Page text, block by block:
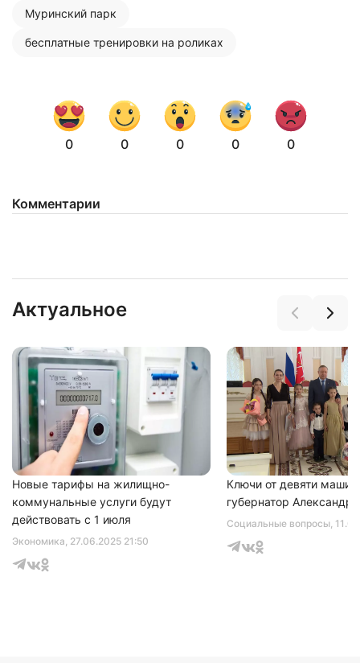
Муринский парк
бесплатные тренировки на роликах
0 0 0 0 0
Комментарии
Актуальное
Экономика, 27.06.2025 21:50
Новые тарифы на жилищно-
коммунальные услуги будут
действовать с 1 июля
Социальные вопросы,
Ключи от девяти машин
губернатор Александр
Нажимая на кнопку "Отправить" вы
соглашаетесь с политикой конфиденциальности